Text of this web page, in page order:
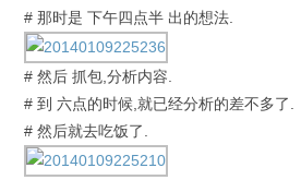
# 那时是 下午四点半 出的想法.
# 然后 抓包,分析内容.
# 到 六点的时候,就已经分析的差不多了.
# 然后就去吃饭了.